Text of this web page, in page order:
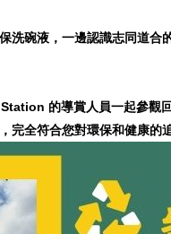
洗碗液，一邊認識志同道
的導賞人員一起參觀
完全符合您對環保和健康的